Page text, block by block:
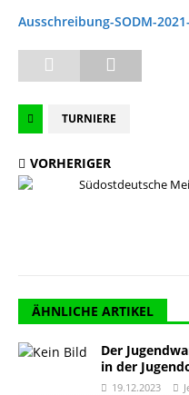
Ausschreibung-SODM-
TURNIERE
VORHERIGER
Südostdeutsche
ÄHNLICHE ARTIKEL
Der
in der
19.12.2023